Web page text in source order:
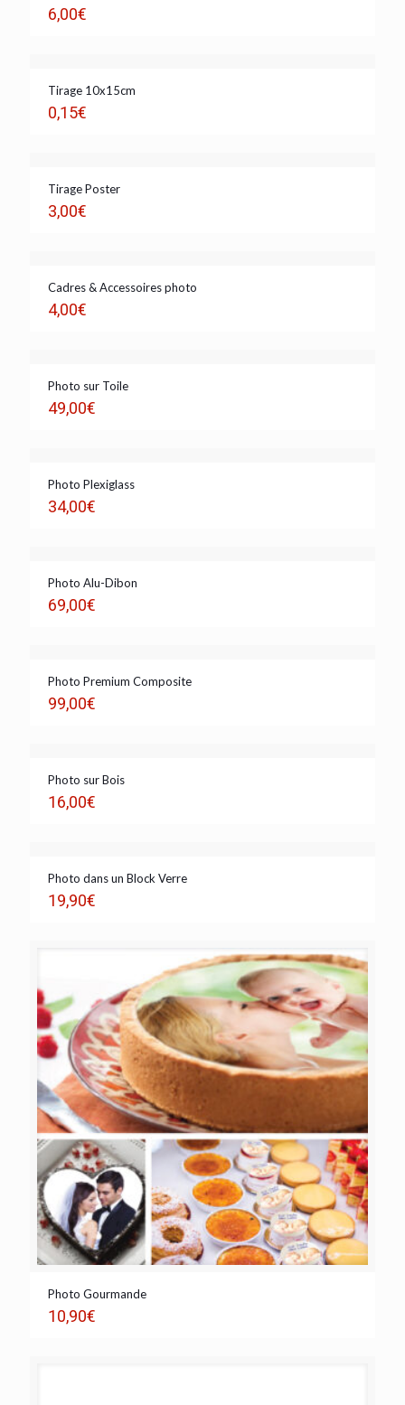
6,00€
Tirage 10x15cm
0,15€
Tirage Poster
3,00€
Cadres & Accessoires photo
4,00€
Photo sur Toile
49,00€
Photo Plexiglass
34,00€
Photo Alu-Dibon
69,00€
Photo Premium Composite
99,00€
Photo sur Bois
16,00€
Photo dans un Block Verre
19,90€
Photo Gourmande
10,90€